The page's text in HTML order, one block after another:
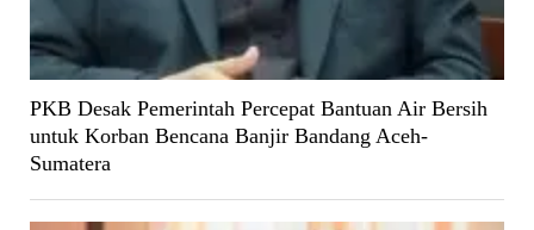
PKB Desak Pemerintah Percepat Bantuan Air Bersih
untuk Korban Bencana Banjir Bandang Aceh-
Sumatera